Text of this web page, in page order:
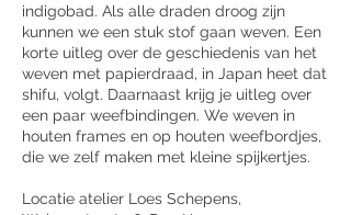
indigobad. Als alle draden droog zijn
kunnen we een stuk stof gaan weven. Een
korte uitleg over de geschiedenis van het
weven met papierdraad, in Japan heet dat
shifu, volgt. Daarnaast krijg je uitleg over
een paar weefbindingen. We weven in
houten frames en op houten weefbordjes,
die we zelf maken met kleine spijkertjes.
Locatie atelier Loes Schepens,